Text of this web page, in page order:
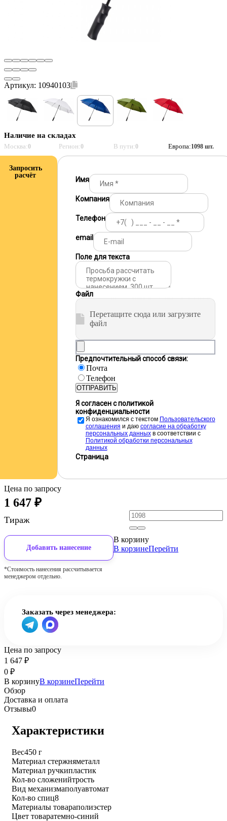
Артикул: 10940103
Наличие на складах
Москва:0 Регион:0 В пути:0 Европа:1098 шт.
Запросить
расчёт
Имя
Компания
Телефон
email
Поле для текста
Файл
Перетащите сюда или загрузите
файл
Предпочтительный способ связи:
Почта
Телефон
ОТПРАВИТЬ
Я согласен с политикой
конфиденциальности
Я ознакомился с текстом Пользовательского
соглашения и даю cогласие на обработку
персональных данныхв соответствии с
Политикой обработки персональных
данных
Страница
Цена по запросу
1 647 ₽
Тираж
Добавить нанесение
*Стоимость нанесения рассчитывается
менеджером отдельно.
В корзину
В корзинеПерейти
Заказать через менеджера:
Цена по запросу
1 647 ₽
0 ₽
В корзинуВ корзинеПерейти
Обзор
Доставка и оплата
Отзывы0
Характеристики
Вес450 г
Материал стержняметалл
Материал ручкипластик
Кол-во сложенийтрость
Вид механизмаполуавтомат
Кол-во спиц8
Материалы товараполиэстер
Цвет товаратемно-синий